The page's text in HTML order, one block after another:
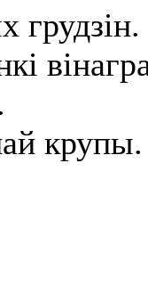
грудзін.
крупы.